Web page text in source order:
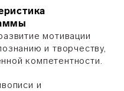
мотивации
и творчеству,
компетентности.
и